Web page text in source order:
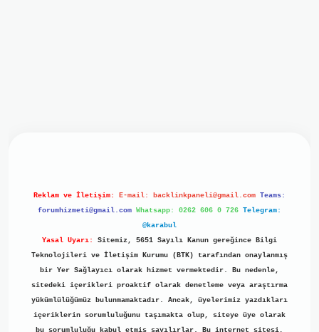
Reklam ve İletişim: E-mail: backlinkpaneli@gmail.com Teams:
forumhizmeti@gmail.com Whatsapp: 0262 606 0 726 Telegram:
@karabul
Yasal Uyarı:
Sitemiz, 5651 Sayılı Kanun gereğince Bilgi
Teknolojileri ve İletişim Kurumu (BTK) tarafından onaylanmış
bir Yer Sağlayıcı olarak hizmet vermektedir. Bu nedenle,
sitedeki içerikleri proaktif olarak denetleme veya araştırma
yükümlülüğümüz bulunmamaktadır. Ancak, üyelerimiz yazdıkları
içeriklerin sorumluluğunu taşımakta olup, siteye üye olarak
bu sorumluluğu kabul etmiş sayılırlar. Bu internet sitesi,